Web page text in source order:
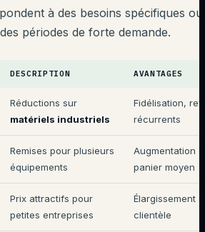
à des besoins spécifiques
périodes de forte demande.
DESCRIPTION AVANTAGES
Réductions sur
matériels industriels
Fidélisation,
récurrents
Remises pour plusieurs
équipements
Augmentation
panier moyen
Prix attractifs pour
petites entreprises
Élargissement
clientèle